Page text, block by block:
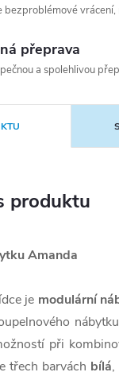
bezproblémové
přeprava
a spolehlivou
produktu
Amanda
je modulární
při
třech barvách bílá,